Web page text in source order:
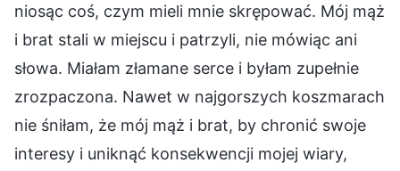
niosąc coś, czym mieli mnie skrępować. Mój mąż
i brat stali w miejscu i patrzyli, nie mówiąc ani
słowa. Miałam złamane serce i byłam zupełnie
zrozpaczona. Nawet w najgorszych koszmarach
nie śniłam, że mój mąż i brat, by chronić swoje
interesy i uniknąć konsekwencji mojej wiary,